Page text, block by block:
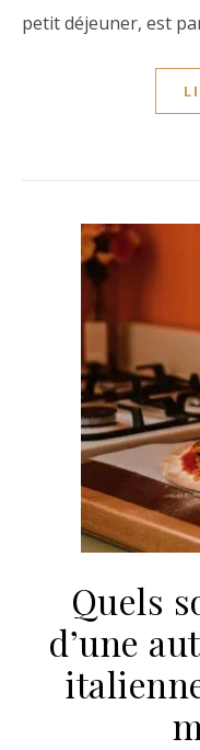
petit déjeuner, est
Quels
d’une